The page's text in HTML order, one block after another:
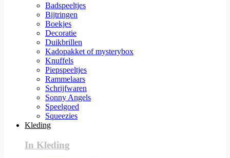
Badspeeltjes
Bijtringen
Boekjes
Decoratie
Duikbrillen
Kadopakket of mysterybox
Knuffels
Piepspeeltjes
Rammelaars
Schrijfwaren
Sonny Angels
Speelgoed
Squeezies
Kleding
In Kleding